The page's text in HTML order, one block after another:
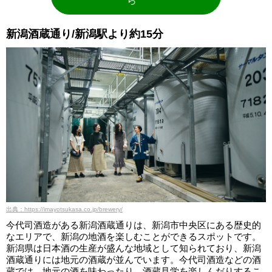
新潟酒蔵通り/新潟駅より約15分
出典：https://imayotsukasa.co.jp/brewery/
今代司酒造がある新潟酒蔵通りは、新潟市中央区にある歴史的
なエリアで、新潟の地酒を楽しむことができるスポットです。
新潟県は日本酒の生産が盛んな地域として知られており、新潟
酒蔵通りには地元の酒蔵が並んでいます。今代司酒造などの酒